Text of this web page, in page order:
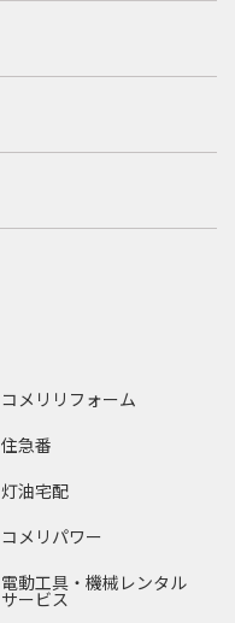
コメリリフォーム
住急番
灯油宅配
コメリパワー
電動工具・機械レンタル
サービス